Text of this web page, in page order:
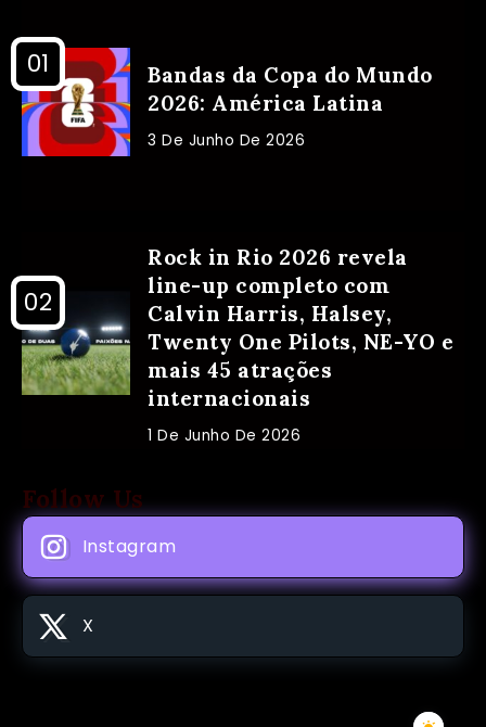
Bandas da Copa do Mundo
2026: América Latina
3 De Junho De 2026
Rock in Rio 2026 revela
line-up completo com
Calvin Harris, Halsey,
Twenty One Pilots, NE-YO e
mais 45 atrações
internacionais
1 De Junho De 2026
Follow Us
Instagram
X